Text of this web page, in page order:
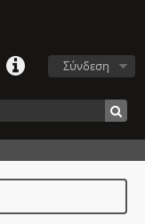
Σύνδεση